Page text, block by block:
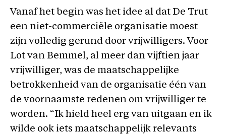
Vanaf het begin was het idee al dat De Trut
een niet-commerciële organisatie moest
zijn volledig gerund door vrijwilligers. Voor
Lot van Bemmel, al meer dan vijftien jaar
vrijwilliger, was de maatschappelijke
betrokkenheid van de organisatie één van
de voornaamste redenen om vrijwilliger te
worden. “Ik hield heel erg van uitgaan en ik
wilde ook iets maatschappelijk relevants